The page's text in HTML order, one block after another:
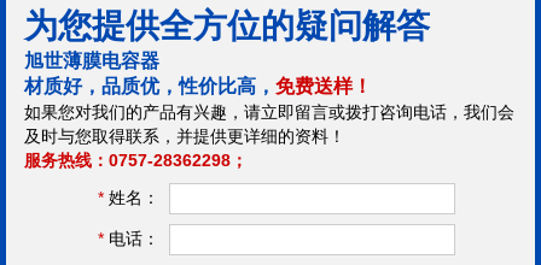
为您提供全方位的疑问解答
旭世薄膜电容器
材质好，品质优，性价比高， 免费送样！
如果您对我们的产品有兴趣，请立即留言或拨打咨询电话，我们会
及时与您取得联系，并提供更详细的资料！
服务热线：0757-28362298；
* 姓名：
* 电话：